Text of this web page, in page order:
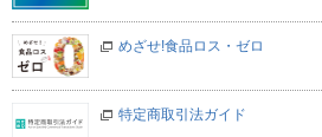
めざせ!食品ロス・ゼロ
特定商取引法ガイド